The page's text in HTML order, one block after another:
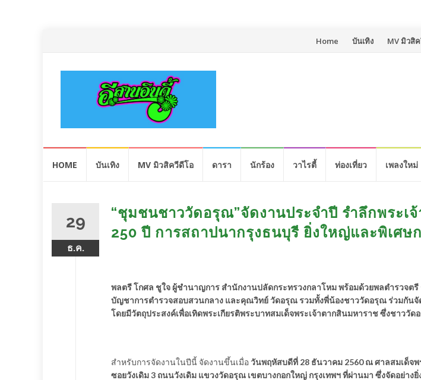
Skip
Home บันเทิง MV มิวสิ
HOME บันเทิง MV มิวสิควีดีโอ ดารา นักร้อง วาไรตี้ ท่องเที่ยว เพลงใหม่
29
ธ.ค.
“ชุมชนชาววัดอรุณ”จัดงานประจำปี รำลึกพระเ
250 ปี การสถาปนากรุงธนบุรี ยิ่งใหญ่และพิเศษ
พลตรี โกศล ชูใจ ผู้ชำนาญการ สำนักงานปลัดกระทรวงกลาโหม พร้อมด้วยพลตำรวจต
บัญชาการตำรวจสอบสวนกลาง และคุณวิทย์ วัดอรุณ รวมทั้งพี่น้องชาววัดอรุณ ร่วมกันจั
โดยมีวัตถุประสงค์เพื่อเทิดพระเกียรติพระบาทสมเด็จพระเจ้าตากสินมหาราช ซึ่งชาววั
สำหรับการจัดงานในปีนี้ จัดงานขึ้นเมื่อวันพฤหัสบดีที่ 28 ธันวาคม 2560 ณ ศาลสมเด็จ
ซอยวังเดิม 3 ถนนวังเดิม แขวงวัดอรุณ เขตบางกอกใหญ่ กรุงเทพฯ ที่ผ่านมา ซึ่งจัดอย่าง